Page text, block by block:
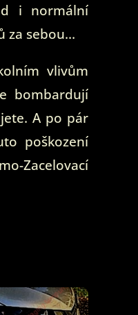
i normální
za sebou…
vlivům
bombardují
A po pár
poškození
Zacelovací